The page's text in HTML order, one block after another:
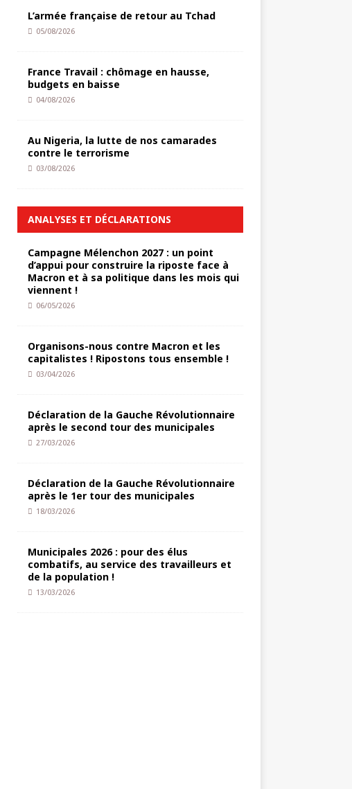
L’armée française de retour au Tchad
05/08/2026
France Travail : chômage en hausse,
budgets en baisse
04/08/2026
Au Nigeria, la lutte de nos camarades
contre le terrorisme
03/08/2026
ANALYSES ET DÉCLARATIONS
Campagne Mélenchon 2027 : un point
d’appui pour construire la riposte face à
Macron et à sa politique dans les mois qui
viennent !
06/05/2026
Organisons-nous contre Macron et les
capitalistes ! Ripostons tous ensemble !
03/04/2026
Déclaration de la Gauche Révolutionnaire
après le second tour des municipales
27/03/2026
Déclaration de la Gauche Révolutionnaire
après le 1er tour des municipales
18/03/2026
Municipales 2026 : pour des élus
combatifs, au service des travailleurs et
de la population !
13/03/2026